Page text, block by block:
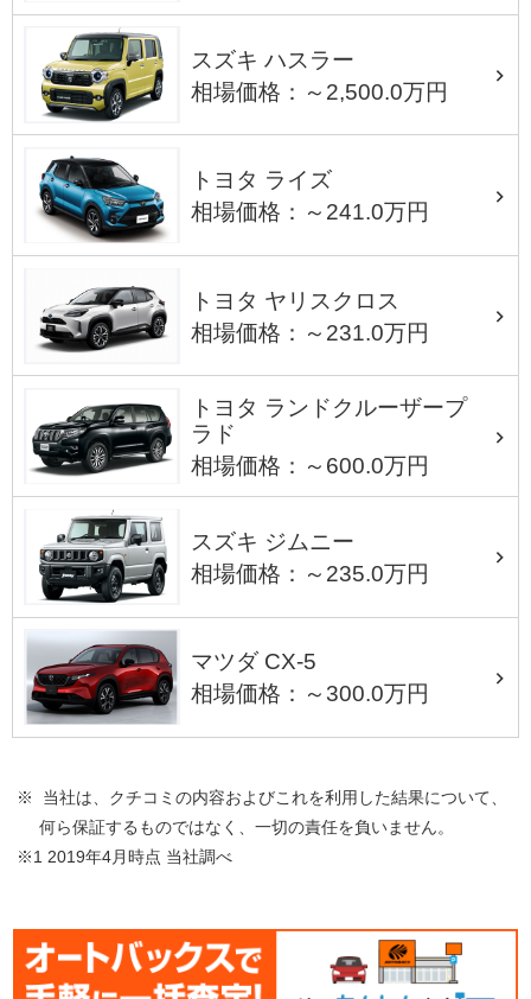
スズキ ハスラー
相場価格：～2,500.0万円
トヨタ ライズ
相場価格：～241.0万円
トヨタ ヤリスクロス
相場価格：～231.0万円
トヨタ ランドクルーザープ
ラド
相場価格：～600.0万円
スズキ ジムニー
相場価格：～235.0万円
マツダ CX-5
相場価格：～300.0万円
※ 当社は、クチコミの内容およびこれを利用した結果について、
何ら保証するものではなく、一切の責任を負いません。
※1 2019年4月時点 当社調べ